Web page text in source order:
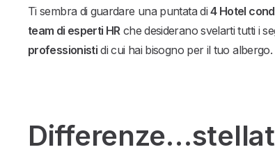
Ti sembra di guardare una puntata di4 Hotel
team di esperti HRche desiderano svelarti tutti i
professionisti di cui hai bisogno per il tuo albergo.